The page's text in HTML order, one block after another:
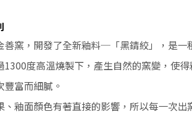
窯，開發了全新釉料─「黑錆絞」， 是一
度高溫燒製下，產生自然的窯變，使得
富而細膩。
釉面顏色有著直接的影響，所以每一次